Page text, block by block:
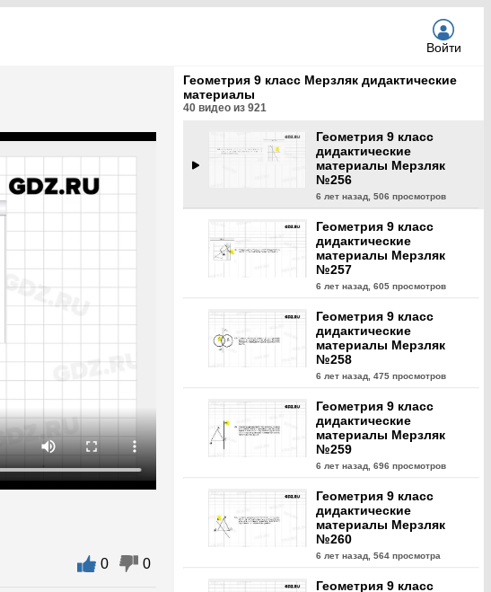
Войти
0 0
Геометрия 9 класс Мерзляк дидактические
материалы
40 видео из 921
Геометрия 9 класс
материалы Мерзляк
№255
Геометрия 9 класс
дидактические
материалы Мерзляк
№256
6 лет назад, 506 просмотров
Геометрия 9 класс
дидактические
материалы Мерзляк
№257
6 лет назад, 605 просмотров
Геометрия 9 класс
дидактические
материалы Мерзляк
№258
6 лет назад, 475 просмотров
Геометрия 9 класс
дидактические
материалы Мерзляк
№259
6 лет назад, 696 просмотров
Геометрия 9 класс
дидактические
материалы Мерзляк
№260
6 лет назад, 564 просмотра
Геометрия 9 класс